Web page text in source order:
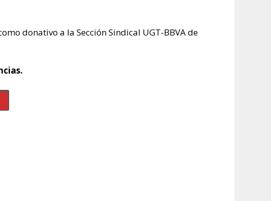
donativo a la Sección Sindical UGT-BBVA de